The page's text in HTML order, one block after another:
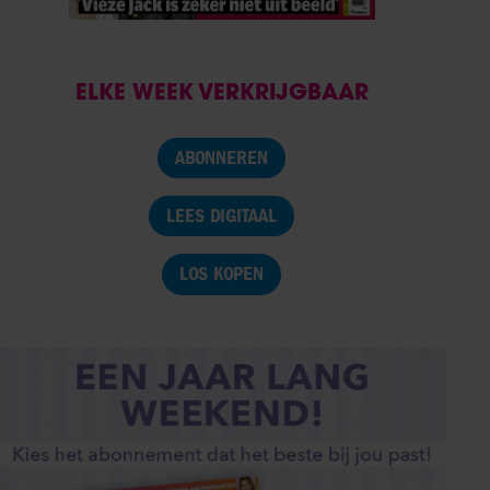
ELKE WEEK VERKRIJGBAAR
ABONNEREN
LEES DIGITAAL
LOS KOPEN